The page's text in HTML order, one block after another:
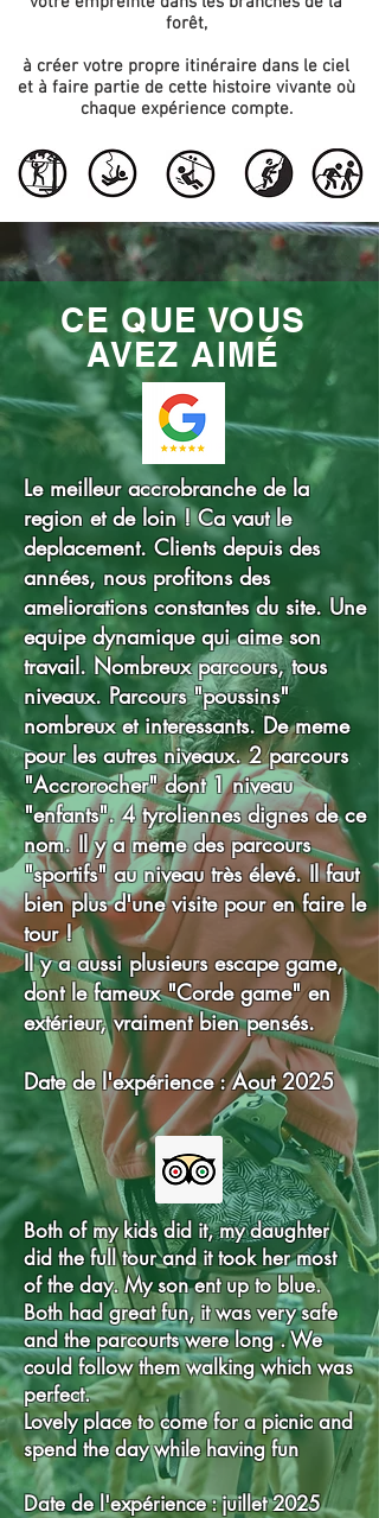
forêt,
à créer votre propre itinéraire dans le ciel
et à faire partie de cette histoire vivante où
chaque expérience compte.
CE QUE VOUS
AVEZ AIMÉ
Le meilleur accrobranche de la
region et de loin ! Ca vaut le
deplacement. Clients depuis des
années, nous profitons des
ameliorations constantes du site. Une
equipe dynamique qui aime son
travail. Nombreux parcours, tous
niveaux. Parcours "poussins"
nombreux et interessants. De meme
pour les autres niveaux. 2 parcours
"Accrorocher" dont 1 niveau
"enfants". 4 tyroliennes dignes de ce
nom. Il y a meme des parcours
"sportifs" au niveau très élevé. Il faut
bien plus d'une visite pour en faire le
tour !
Il y a aussi plusieurs escape game,
dont le fameux "Corde game" en
extérieur, vraiment bien pensés.
Date de l'expérience : Aout 2025
Both of my kids did it, my daughter
did the full tour and it took her most
of the day. My son ent up to blue.
Both had great fun, it was very safe
and the parcourts were long . We
could follow them walking which was
perfect.
Lovely place to come for a picnic and
spend the day while having fun
Date de l'expérience : juillet 2025